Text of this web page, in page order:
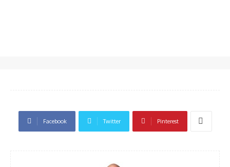
Facebook Twitter Pinterest